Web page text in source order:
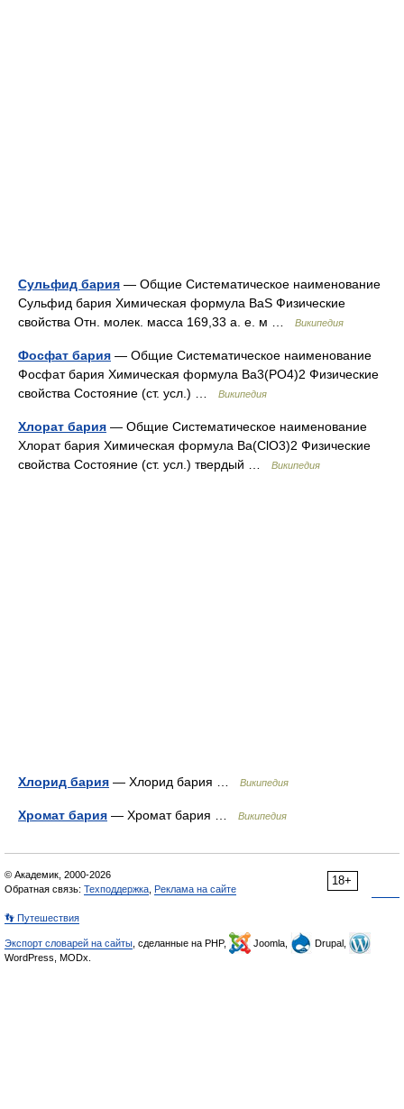
Сульфид бария — Общие Систематическое наименование
Сульфид бария Химическая формула BaS Физические
свойства Отн. молек. масса 169,33 а. е. м …
Википедия
Фосфат бария — Общие Систематическое наименование
Фосфат бария Химическая формула Ba3(PO4)2 Физические
свойства Состояние (ст. усл.) …
Википедия
Хлорат бария — Общие Систематическое наименование
Хлорат бария Химическая формула Ba(ClO3)2 Физические
свойства Состояние (ст. усл.) твердый …
Википедия
Хлорид бария — Хлорид бария … Википедия
Хромат бария — Хромат бария … Википедия
18+
© Академик, 2000-2026
Обратная связь: Техподдержка Реклама на сайте
👣 Путешествия
Экспорт словарей на сайты , сделанные на PHP, Joomla,
Drupal,
WordPress, MODx.